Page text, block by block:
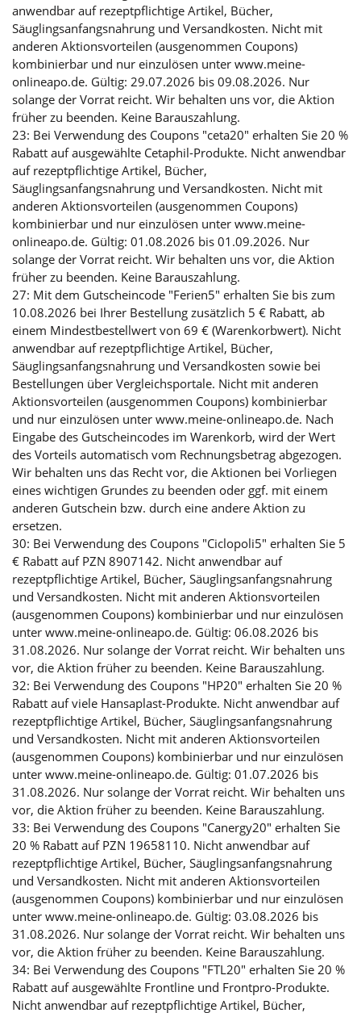
anwendbar auf rezeptpflichtige Artikel, Bücher,
Säuglingsanfangsnahrung und Versandkosten. Nicht mit
anderen Aktionsvorteilen (ausgenommen Coupons)
kombinierbar und nur einzulösen unter www.meine-
onlineapo.de. Gültig: 29.07.2026 bis 09.08.2026. Nur
solange der Vorrat reicht. Wir behalten uns vor, die Aktion
früher zu beenden. Keine Barauszahlung.
23: Bei Verwendung des Coupons "ceta20" erhalten Sie 20 %
Rabatt auf ausgewählte Cetaphil-Produkte. Nicht anwendbar
auf rezeptpflichtige Artikel, Bücher,
Säuglingsanfangsnahrung und Versandkosten. Nicht mit
anderen Aktionsvorteilen (ausgenommen Coupons)
kombinierbar und nur einzulösen unter www.meine-
onlineapo.de. Gültig: 01.08.2026 bis 01.09.2026. Nur
solange der Vorrat reicht. Wir behalten uns vor, die Aktion
früher zu beenden. Keine Barauszahlung.
27: Mit dem Gutscheincode "Ferien5" erhalten Sie bis zum
10.08.2026 bei Ihrer Bestellung zusätzlich 5 € Rabatt, ab
einem Mindestbestellwert von 69 € (Warenkorbwert). Nicht
anwendbar auf rezeptpflichtige Artikel, Bücher,
Säuglingsanfangsnahrung und Versandkosten sowie bei
Bestellungen über Vergleichsportale. Nicht mit anderen
Aktionsvorteilen (ausgenommen Coupons) kombinierbar
und nur einzulösen unter www.meine-onlineapo.de. Nach
Eingabe des Gutscheincodes im Warenkorb, wird der Wert
des Vorteils automatisch vom Rechnungsbetrag abgezogen.
Wir behalten uns das Recht vor, die Aktionen bei Vorliegen
eines wichtigen Grundes zu beenden oder ggf. mit einem
anderen Gutschein bzw. durch eine andere Aktion zu
ersetzen.
30: Bei Verwendung des Coupons "Ciclopoli5" erhalten Sie 5
€ Rabatt auf PZN 8907142. Nicht anwendbar auf
rezeptpflichtige Artikel, Bücher, Säuglingsanfangsnahrung
und Versandkosten. Nicht mit anderen Aktionsvorteilen
(ausgenommen Coupons) kombinierbar und nur einzulösen
unter www.meine-onlineapo.de. Gültig: 06.08.2026 bis
31.08.2026. Nur solange der Vorrat reicht. Wir behalten uns
vor, die Aktion früher zu beenden. Keine Barauszahlung.
32: Bei Verwendung des Coupons "HP20" erhalten Sie 20 %
Rabatt auf viele Hansaplast-Produkte. Nicht anwendbar auf
rezeptpflichtige Artikel, Bücher, Säuglingsanfangsnahrung
und Versandkosten. Nicht mit anderen Aktionsvorteilen
(ausgenommen Coupons) kombinierbar und nur einzulösen
unter www.meine-onlineapo.de. Gültig: 01.07.2026 bis
31.08.2026. Nur solange der Vorrat reicht. Wir behalten uns
vor, die Aktion früher zu beenden. Keine Barauszahlung.
33: Bei Verwendung des Coupons "Canergy20" erhalten Sie
20 % Rabatt auf PZN 19658110. Nicht anwendbar auf
rezeptpflichtige Artikel, Bücher, Säuglingsanfangsnahrung
und Versandkosten. Nicht mit anderen Aktionsvorteilen
(ausgenommen Coupons) kombinierbar und nur einzulösen
unter www.meine-onlineapo.de. Gültig: 03.08.2026 bis
31.08.2026. Nur solange der Vorrat reicht. Wir behalten uns
vor, die Aktion früher zu beenden. Keine Barauszahlung.
34: Bei Verwendung des Coupons "FTL20" erhalten Sie 20 %
Rabatt auf ausgewählte Frontline und Frontpro-Produkte.
Nicht anwendbar auf rezeptpflichtige Artikel, Bücher,